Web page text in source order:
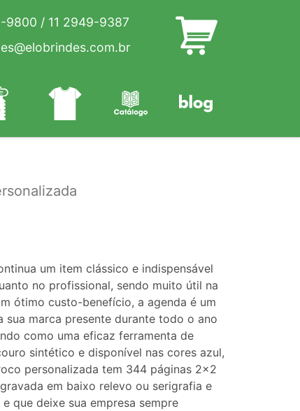
9800 / 11 2949-9387
um item clássico e indispensável
no profissional, sendo muito útil na
ótimo custo-benefício, a agenda é um
marca presente durante todo o ano
como uma eficaz ferramenta de
sintético e disponível nas cores azul,
personalizada tem 344 páginas 2x2
em baixo relevo ou serigrafia e
que deixe sua empresa sempre